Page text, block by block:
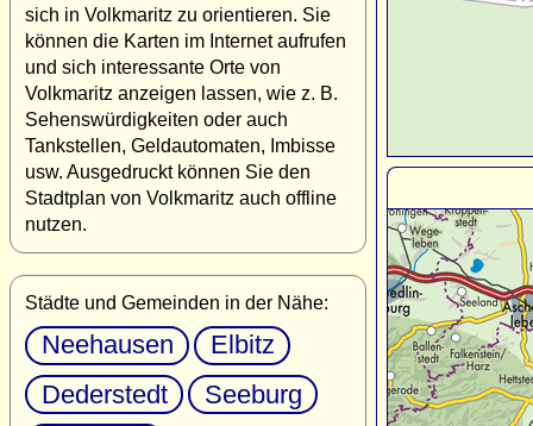
sich in Volkmaritz zu orientieren. Sie
können die Karten im Internet aufrufen
und sich interessante Orte von
Volkmaritz anzeigen lassen, wie z. B.
Sehenswürdigkeiten oder auch
Tankstellen, Geldautomaten, Imbisse
usw. Ausgedruckt können Sie den
Stadtplan von Volkmaritz auch offline
nutzen.
Städte und Gemeinden in der Nähe:
Neehausen
Elbitz
Dederstedt
Seeburg